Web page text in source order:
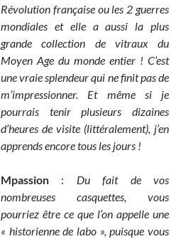
Révolution française ou les 2 guerres
mondiales et elle a aussi la plus
grande collection de vitraux du
Moyen Age du monde entier ! C’est
une vraie splendeur qui ne finit pas de
m’impressionner. Et même si je
pourrais tenir plusieurs dizaines
d’heures de visite (littéralement), j’en
apprends encore tous les jours !
Mpassion : Du fait de vos
nombreuses casquettes, vous
pourriez être ce que l’on appelle une
« historienne de labo », puisque vous